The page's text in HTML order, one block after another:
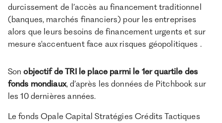
durcissement de l’accès au financement traditionnel
(banques, marchés financiers) pour les entreprises
alors que leurs besoins de financement urgents et sur
mesure s'accentuent face aux risques géopolitiques .
Sonobjectif de TRI le place parmi le 1er quartile des
fonds mondiaux, d’après les données de Pitchbook sur
les 10 dernières années.
Le fonds Opale Capital Stratégies Crédits Tactiques